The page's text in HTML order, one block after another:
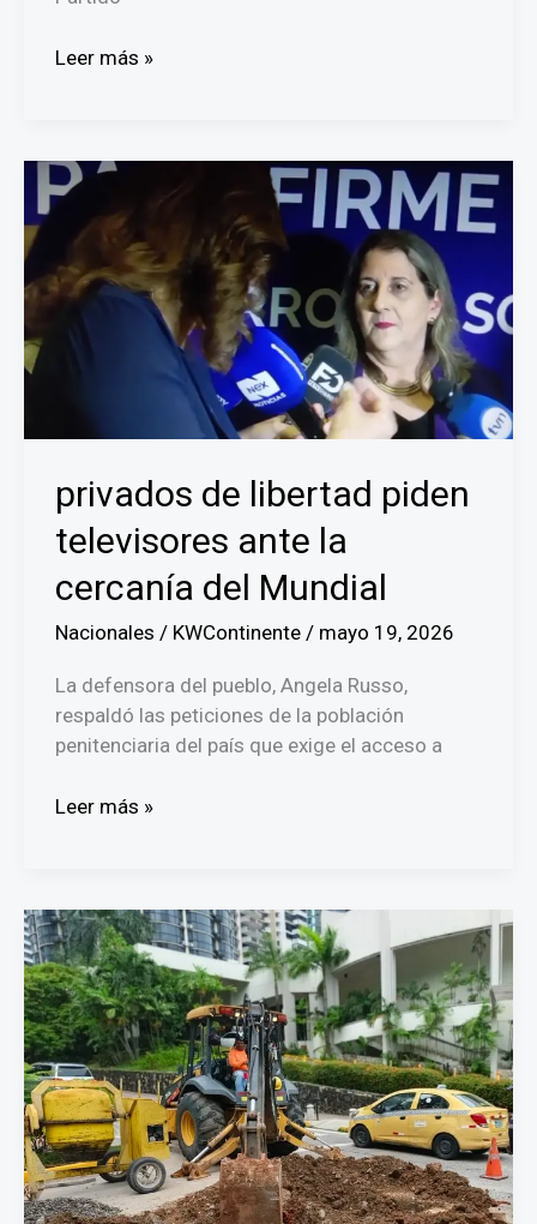
Daniel
del
PP
Otro
Camino
Leer más »
privados de libertad piden
televisores ante la
cercanía del Mundial
Nacionales / KWContinente / mayo 19, 2026
La defensora del pueblo, Angela Russo,
respaldó las peticiones de la población
penitenciaria del país que exige el acceso a
privados
televisores
ante
la
cercanía
del
Mundial
Leer más »